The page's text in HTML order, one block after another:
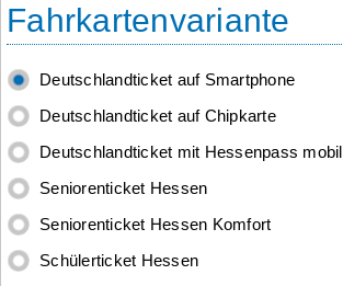
Fahrkartenvariante
Deutschlandticket auf Smartphone
Deutschlandticket auf Chipkarte
Deutschlandticket mit Hessenpass mobil
Seniorenticket Hessen
Seniorenticket Hessen Komfort
Schülerticket Hessen